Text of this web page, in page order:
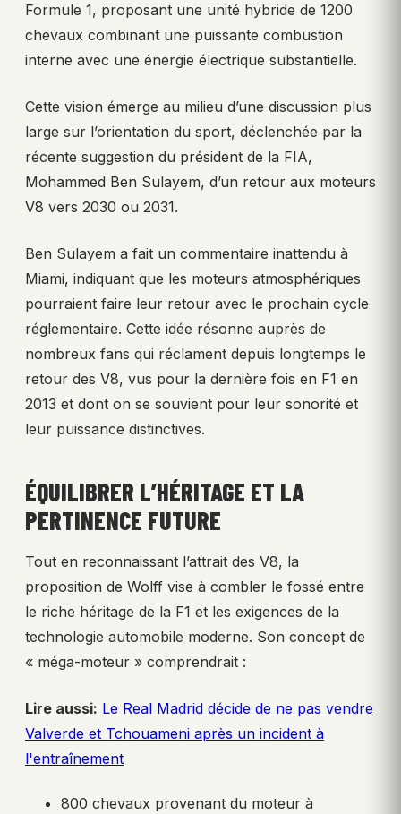
Formule 1, proposant une unité hybride de 1200
chevaux combinant une puissante combustion
interne avec une énergie électrique substantielle.
Cette vision émerge au milieu d’une discussion plus
large sur l’orientation du sport, déclenchée par la
récente suggestion du président de la FIA,
Mohammed Ben Sulayem, d’un retour aux moteurs
V8 vers 2030 ou 2031.
Ben Sulayem a fait un commentaire inattendu à
Miami, indiquant que les moteurs atmosphériques
pourraient faire leur retour avec le prochain cycle
réglementaire. Cette idée résonne auprès de
nombreux fans qui réclament depuis longtemps le
retour des V8, vus pour la dernière fois en F1 en
2013 et dont on se souvient pour leur sonorité et
leur puissance distinctives.
ÉQUILIBRER L’HÉRITAGE ET LA
PERTINENCE FUTURE
Tout en reconnaissant l’attrait des V8, la
proposition de Wolff vise à combler le fossé entre
le riche héritage de la F1 et les exigences de la
technologie automobile moderne. Son concept de
« méga-moteur » comprendrait :
Lire aussi: Le Real Madrid décide de ne pas vendre
Valverde et Tchouameni après un incident à
l'entraînement
800 chevaux provenant du moteur à